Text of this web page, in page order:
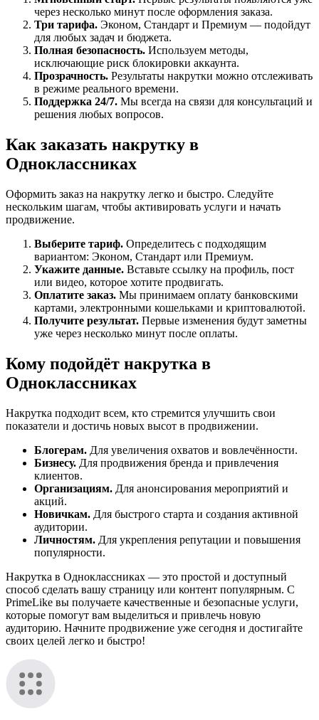
через несколько минут после оформления заказа.
Три тарифа. Эконом, Стандарт и Премиум — подойдут
для любых задач и бюджета.
Полная безопасность. Используем методы,
исключающие риск блокировки аккаунта.
Прозрачность. Результаты накрутки можно отслеживать
в режиме реального времени.
Поддержка 24/7. Мы всегда на связи для консультаций и
решения любых вопросов.
Как заказать накрутку в
Одноклассниках
Оформить заказ на накрутку легко и быстро. Следуйте
нескольким шагам, чтобы активировать услуги и начать
продвижение.
Выберите тариф. Определитесь с подходящим
вариантом: Эконом, Стандарт или Премиум.
Укажите данные. Вставьте ссылку на профиль, пост
или видео, которое хотите продвигать.
Оплатите заказ. Мы принимаем оплату банковскими
картами, электронными кошельками и криптовалютой.
Получите результат. Первые изменения будут заметны
уже через несколько минут после оплаты.
Кому подойдёт накрутка в
Одноклассниках
Накрутка подходит всем, кто стремится улучшить свои
показатели и достичь новых высот в продвижении.
Блогерам. Для увеличения охватов и вовлечённости.
Бизнесу. Для продвижения бренда и привлечения
клиентов.
Организациям. Для анонсирования мероприятий и
акций.
Новичкам. Для быстрого старта и создания активной
аудитории.
Личностям. Для укрепления репутации и повышения
популярности.
Накрутка в Одноклассниках — это простой и доступный
способ сделать вашу страницу или контент популярным. С
PrimeLike вы получаете качественные и безопасные услуги,
которые помогут вам выделиться и привлечь новую
аудиторию. Начните продвижение уже сегодня и достигайте
своих целей легко и быстро!